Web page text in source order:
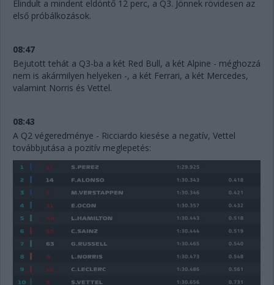
Elindult a mindent eldöntő 12 perc, a Q3. Jönnek rövidesen az
első próbálkozások.
08:47
Bejutott tehát a Q3-ba a két Red Bull, a két Alpine - méghozzá
nem is akármilyen helyeken -, a két Ferrari, a két Mercedes,
valamint Norris és Vettel.
08:43
A Q2 végeredménye - Ricciardo kiesése a negatív, Vettel
továbbjutása a pozitív meglepetés: